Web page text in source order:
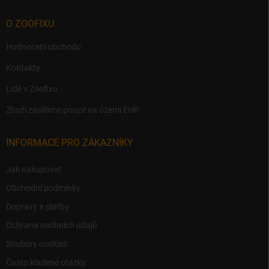
O ZOOFIXU
Hodnocení obchodu
Kontakty
Lidé v Zoofixu
Zboží zasíláme pouze na území EHP
INFORMACE PRO ZÁKAZNÍKY
Jak nakupovat
Obchodní podmínky
Dopravy a platby
Ochrana osobních údajů
Soubory cookies
Často kladené otázky